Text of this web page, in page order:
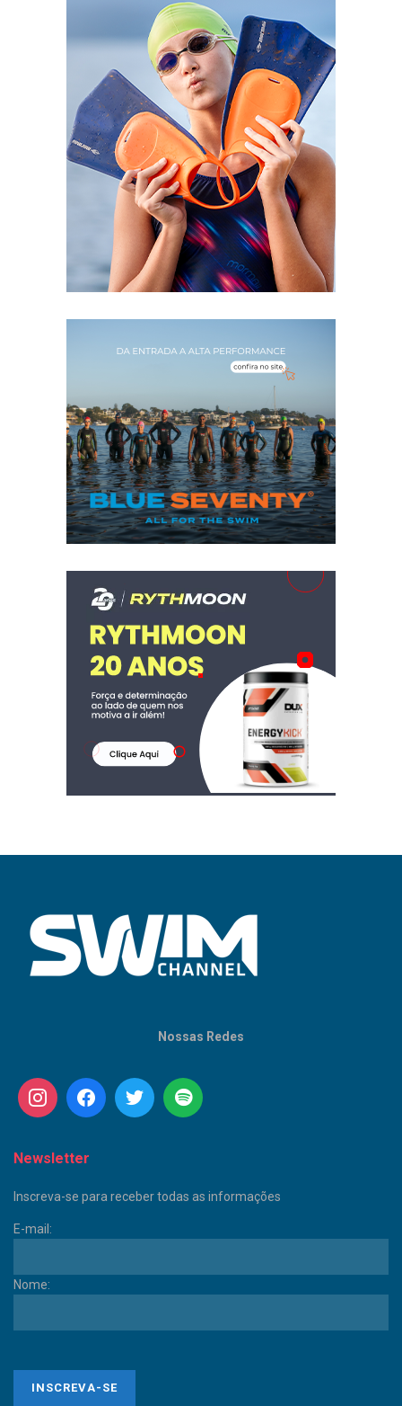
Nossas Redes
Newsletter
Inscreva-se para receber todas as informações
E-mail:
Nome: